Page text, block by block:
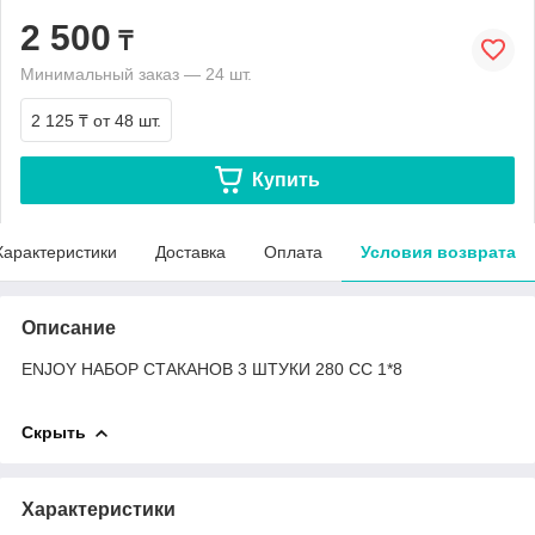
2 500 ₸
Минимальный заказ — 24 шт.
2 125 ₸ от 48 шт.
Купить
Доставка Оплата Условия возврата
Описание
ENJOY НАБОР СТАКАНОВ 3 ШТУКИ 280 СС 1*8
Скрыть
Характеристики